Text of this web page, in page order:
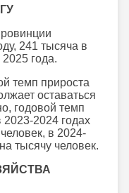
241 тысяча в
года.
темп прироста
оставаться
годовой темп
2023-2024 годах
в 2024-
тысячу человек.